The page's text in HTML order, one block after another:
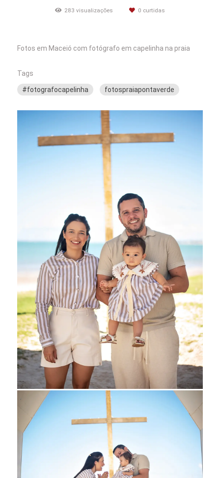
283 visualizações 0 curtidas
Fotos em Maceió com fotógrafo em capelinha na praia
Tags
#fotografocapelinha fotospraiapontaverde